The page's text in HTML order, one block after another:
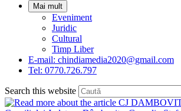
Mai mult
Eveniment
Juridic
Cultural
Timp Liber
E-mail: chindiamedia2020@gmail.com
Tel: 0770.726.797
Search this website